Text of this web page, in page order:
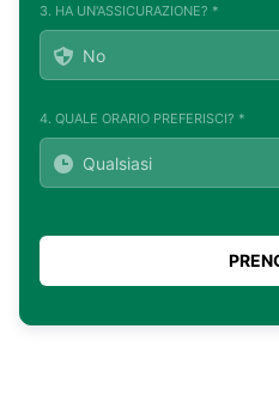
3. HA UN'ASSICURAZIONE? *
4. QUALE ORARIO PREFERISCI? *